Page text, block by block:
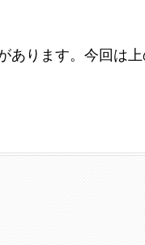
ります。今回は